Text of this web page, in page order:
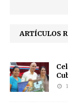
ARTÍCULOS